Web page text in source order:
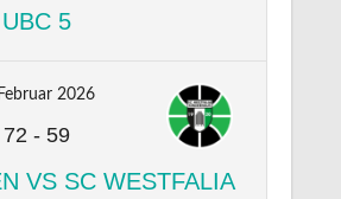
UBC 5
2026
72- 59
VS SC WESTFALIA